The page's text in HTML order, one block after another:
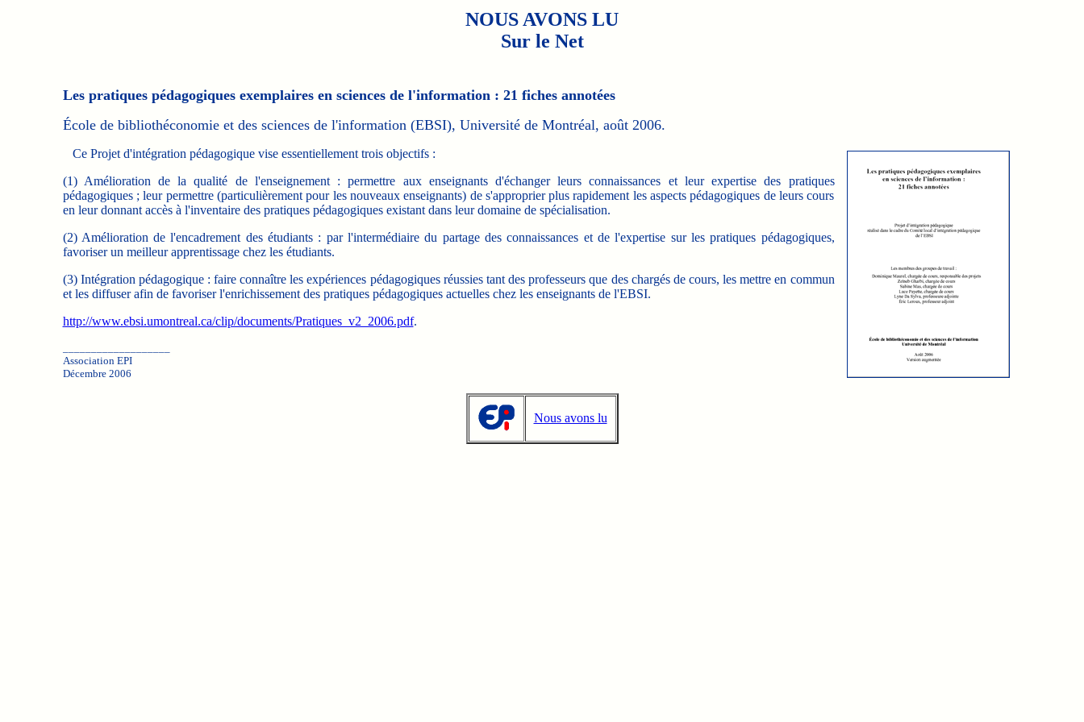
NOUS AVONS LU
Sur le Net
Les pratiques pédagogiques exemplaires en sciences de l'information : 21 fiches annotées
École de bibliothéconomie et des sciences de l'information (EBSI), Université de Montréal, août 2006.
Ce Projet d'intégration pédagogiquevise essentiellement trois objectifs :
(1) Amélioration de la qualité de l'enseignement : permettre aux enseignants d'échanger leurs connaissances et leur expertise des pratiques
pédagogiques ; leur permettre (particulièrement pour les nouveaux enseignants) de s'approprier plus rapidement les aspects pédagogiques de leurs cours
en leur donnant accès à l'inventaire des pratiques pédagogiques existant dans leur domaine de spécialisation.
(2) Amélioration de l'encadrement des étudiants : par l'intermédiaire du partage des connaissances et de l'expertise sur les pratiques pédagogiques,
favoriser un meilleur apprentissage chez les étudiants.
(3) Intégration pédagogique : faire connaître les expériences pédagogiques réussies tant des professeurs que des chargés de cours, les mettre en commun
et les diffuser afin de favoriser l'enrichissement des pratiques pédagogiques actuelles chez les enseignants de l'EBSI.
http://www.ebsi.umontreal.ca/clip/documents/Pratiques_v2_2006.pdf.
Association EPI
Décembre 2006
Nous avons lu